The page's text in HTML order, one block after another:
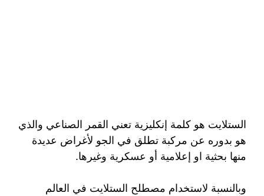
الستلايت هو كلمة إنكليزية تعني القمر الصناعي والذي
هو بدوره عن مركبة تطلق في الجو لأغراض عديدة
منها بحثية او إعلامية أو عسكرية وغيرها.
وبالنسبة لاستخدام مصطلح الستلايت في العالم